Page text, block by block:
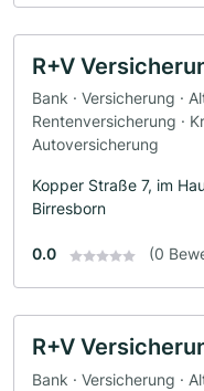
R+V
Bank · Versicherung ·
Rentenversicherung ·
Autoversicherung
Kopper Straße 7, im
Birresborn
0.0 (0
R+V
Bank · Versicherung ·